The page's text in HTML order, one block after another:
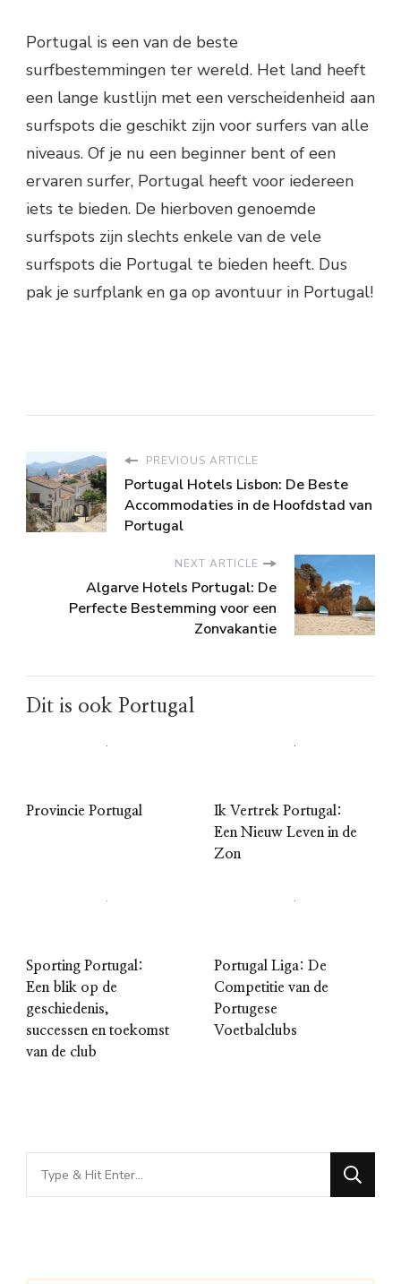
Portugal is een van de beste
surfbestemmingen ter wereld. Het land heeft
een lange kustlijn met een verscheidenheid aan
surfspots die geschikt zijn voor surfers van alle
niveaus. Of je nu een beginner bent of een
ervaren surfer, Portugal heeft voor iedereen
iets te bieden. De hierboven genoemde
surfspots zijn slechts enkele van de vele
surfspots die Portugal te bieden heeft. Dus
pak je surfplank en ga op avontuur in Portugal!
PREVIOUS ARTICLE
Portugal Hotels Lisbon: De Beste
Accommodaties in de Hoofdstad van
Portugal
NEXT ARTICLE
Algarve Hotels Portugal: De
Perfecte Bestemming voor een
Zonvakantie
Dit is ook Portugal
Provincie Portugal
Ik Vertrek Portugal:
Een Nieuw Leven in de
Zon
Sporting Portugal:
Een blik op de
geschiedenis,
successen en toekomst
van de club
Portugal Liga: De
Competitie van de
Portugese
Voetbalclubs
Looking
for